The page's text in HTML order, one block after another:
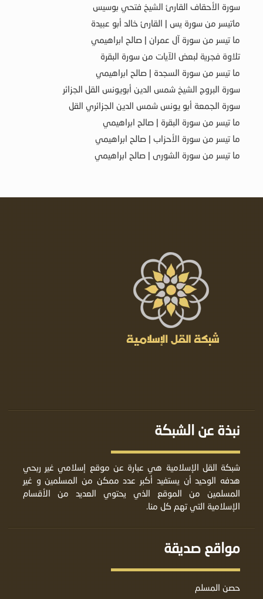
سورة الأحقاف القارئ الشيخ فتحي بوسيس
ماتيسر من سورة يس | القارئ خالد أبو عبيدة
ما تيسر من سورة آل عمران | صالح ابراهيمي
تلاوة فجرية لبعض الآيات من سورة البقرة
ما تيسر من سورة السجدة | صالح ابراهيمي
سورة البروج الشيخ شمس الدين أبويونس القل الجزائر
سورة الجمعة أبو يونس شمس الدين الجزائري القل
ما تيسر من سورة البقرة | صالح ابراهيمي
ما تيسر من سورة الأحزاب | صالح ابراهيمي
ما تيسر من سورة الشورى | صالح ابراهيمي
نبذة عن الشبكة
شبكة القل الإسلامية هي عبارة عن موقع إسلامي غير ربحي
هدفه الوحيد أن يستفيد أكبر عدد ممكن من المسلمين و غير
المسلمين من الموقع الذي يحتوي العديد من الأقسام
الإسلامية التي تهم كل منا.
مواقع صديقة
حصن المسلم